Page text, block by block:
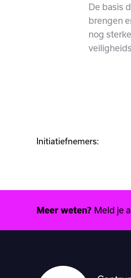
De basis
brengen
nog
Initiatiefnemers:
Meer weten? Meld je